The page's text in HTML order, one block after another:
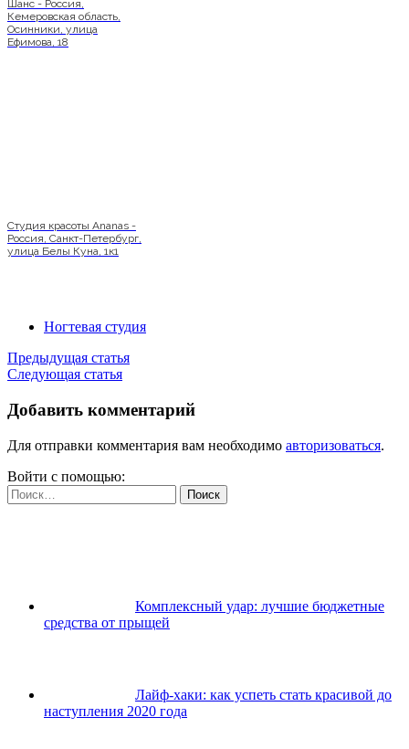
Шанс - Россия,
Кемеровская область,
Осинники, улица
Ефимова, 18
Студия красоты Ananas -
Россия, Санкт-Петербург,
улица Белы Куна, 1к1
Ногтевая студия
Предыдущая статья
Следующая статья
Добавить комментарий
Для отправки комментария вам необходимо авторизоваться.
Войти с помощью:
Найти:
Комплексный удар: лучшие бюджетные
средства от прыщей
Лайф-хаки: как успеть стать красивой до
наступления 2020 года